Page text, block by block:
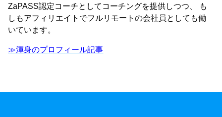
ZaPASS認定コーチとしてコーチングを提供しつつ、 も
しもアフィリエイトでフルリモートの会社員としても働
いています。
≫渾身のプロフィール記事